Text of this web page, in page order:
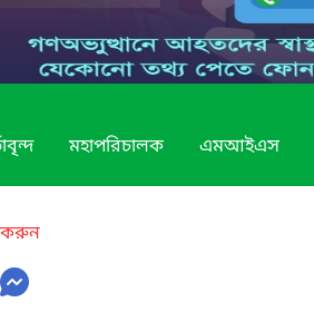
মহাপরিচালক এমআইএস
করুন